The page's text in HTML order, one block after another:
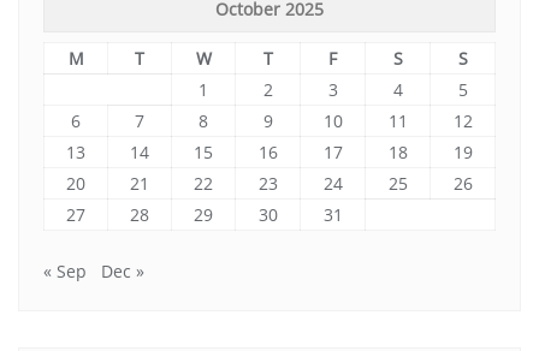
October 2025
M T W T F S
S
1
2 3 4
5
6
7 8 9 10 11
12
13
14 15 16 17 18
19
20
21 22 23 24 25
26
27
28 29 30 31
« Sep Dec »